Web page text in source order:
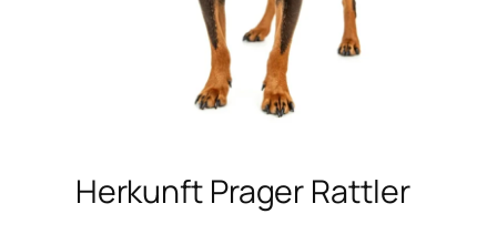
Herkunft Prager Rattler